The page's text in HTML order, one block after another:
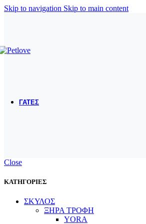
Skip to navigation Skip to main content
ΓΑΤΕΣ
ΟΝΥΧΟΔΡΟΜΙΑ
Close
ΚΑΤΗΓΟΡΙΕΣ
ΣΚΥΛΟΣ
ΞΗΡΑ ΤΡΟΦΗ
YORA